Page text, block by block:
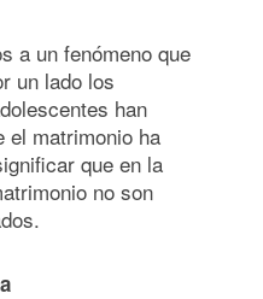
a un fenómeno que
un lado los
han
el matrimonio ha
que en la
no son